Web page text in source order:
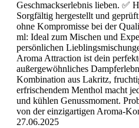
Geschmackserlebnis lieben. ✅
Sorgfältig hergestellt und
ohne Kompromisse bei der
ml: Ideal zum Mischen und
persönlichen
Aroma Attraction ist dein
außergewöhnliches
Kombination aus Lakritz,
erfrischendem Menthol macht
und kühlen Genussmoment.
von der einzigartigen Aroma-
27.06.2025